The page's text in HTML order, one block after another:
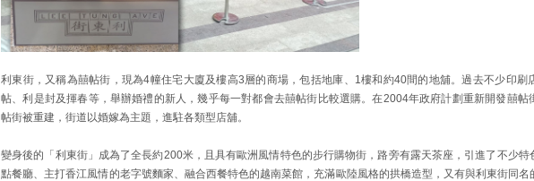
利東街，又稱為囍帖街，現為4幢住宅大廈及樓高3層的商場，包括地庫、1樓和約40間的地舖。過去不少印刷
帖、利是封及揮春等，舉辦婚禮的新人，幾乎每一對都會去囍帖街比較選購。在2004年政府計劃重新開發囍帖
帖街被重建，街道以婚嫁為主題，進駐各類型店舖。
變身後的「利東街」成為了全長約200米，且具有歐洲風情特色的步行購物街，路旁有露天茶座，引進了不少
點餐廳、主打香江風情的老字號麵家、融合西餐特色的越南菜館，充滿歐陸風格的拱橋造型，又有與利東街同